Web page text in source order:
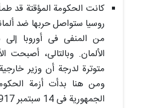
کانت الحکومة المؤقتة قد
من المنفى فی أوروبا
الألمان. وبالتالی، أصبحت
متوترة لدرجة أن وزیر
ومن هنا بدأت أزمة
الجمهوریة فی 14 سبتمبر 1917.